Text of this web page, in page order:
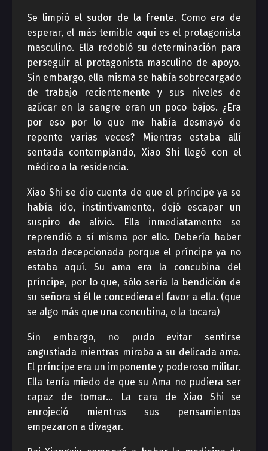
Se limpió el sudor de la frente. Como era de
esperar, el más temible aquí es el protagonista
masculino. Ella redobló su determinación para
perseguir al protagonista masculino de apoyo.
Sin embargo, ella misma se había sobrecargado
de trabajo recientemente y sus niveles de
azúcar en la sangre eran un poco bajos. ¿Era
por eso por lo que me había desmayó de
repente varias veces? Mientras estaba allí
sentada contemplando, Xiao Shi llegó con el
médico a la residencia.
Xiao Shi se dio cuenta de que el príncipe ya se
había ido, instintivamente, dejó escapar un
suspiro de alivio. Ella inmediatamente se
reprendió a sí misma por ello. Debería haber
estado decepcionada porque el príncipe ya no
estaba aquí. Su ama era la concubina del
príncipe, por lo que, sólo sería la bendición de
su señora si él le concediera el favor a ella. (que
se algo más que una concubina, o la tocara)
Sin embargo, no pudo evitar sentirse
angustiada mientras miraba a su delicada ama.
El príncipe era un imponente y poderoso militar.
Ella tenía miedo de que su Ama no pudiera ser
capaz de tomar… La cara de Xiao Shi se
enrojeció mientras sus pensamientos
empezaron a divagar.